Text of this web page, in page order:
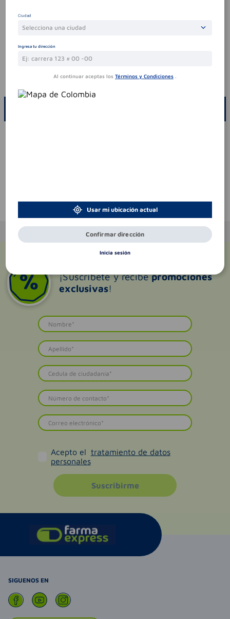
contraindicaciones. si los síntomas persisten.
codigo invima 2020m-0007062-r1
Te puede interesar
¡Suscríbete y recibepromociones
exclusivas!
Acepto el tratamiento de datos
personales
Suscribirme
SIGUENOS EN
Ciudad
Selecciona una ciudad
Ingresa tu dirección
Al continuar aceptas los Términos y Condiciones .
Usar mi ubicación actual
Confirmar dirección
Inicia sesión